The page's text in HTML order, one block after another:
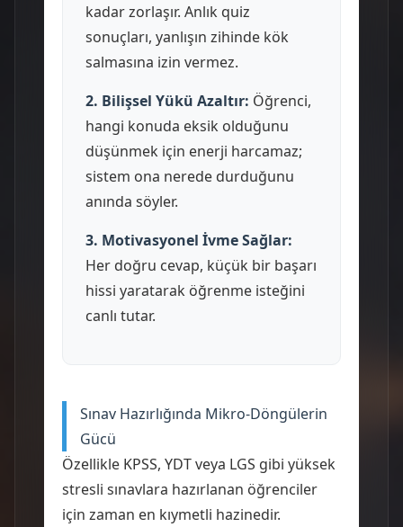
kadar zorlaşır. Anlık quiz
sonuçları, yanlışın zihinde kök
salmasına izin vermez.
2. Bilişsel Yükü Azaltır: Öğrenci,
hangi konuda eksik olduğunu
düşünmek için enerji harcamaz;
sistem ona nerede durduğunu
anında söyler.
3. Motivasyonel İvme Sağlar:
Her doğru cevap, küçük bir başarı
hissi yaratarak öğrenme isteğini
canlı tutar.
Sınav Hazırlığında Mikro-Döngülerin
Gücü
Özellikle KPSS, YDT veya LGS gibi yüksek
stresli sınavlara hazırlanan öğrenciler
için zaman en kıymetli hazinedir.